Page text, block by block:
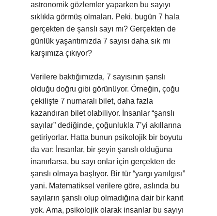
astronomik gözlemler yaparken bu sayıyı
sıklıkla görmüş olmaları. Peki, bugün 7 hala
gerçekten de şanslı sayı mı? Gerçekten de
günlük yaşantımızda 7 sayısı daha sık mı
karşımıza çıkıyor?
Verilere baktığımızda, 7 sayısının şanslı
olduğu doğru gibi görünüyor. Örneğin, çoğu
çekilişte 7 numaralı bilet, daha fazla
kazandıran bilet olabiliyor. İnsanlar “şanslı
sayılar” dediğinde, çoğunlukla 7’yi akıllarına
getiriyorlar. Hatta bunun psikolojik bir boyutu
da var: İnsanlar, bir şeyin şanslı olduğuna
inanırlarsa, bu sayı onlar için gerçekten de
şanslı olmaya başlıyor. Bir tür “yargı yanılgısı”
yani. Matematiksel verilere göre, aslında bu
sayıların şanslı olup olmadığına dair bir kanıt
yok. Ama, psikolojik olarak insanlar bu sayıyı